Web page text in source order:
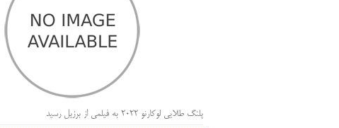
پلنگ طلایی لوکارنو ۲۰۲۲ به فیلمی از برزیل رسید
نگاهی به فیلم ابلق نرگس آبیار، پخته اما تکراری